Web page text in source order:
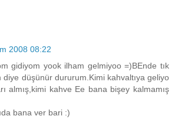
2008 08:22
gidiyom yook ilham gelmiyoo =)BEnde tık
diye düşünür dururum.Kimi kahvaltıya geliyo
almış,kimi kahve Ee bana bişey kalmamış
bana ver bari :)